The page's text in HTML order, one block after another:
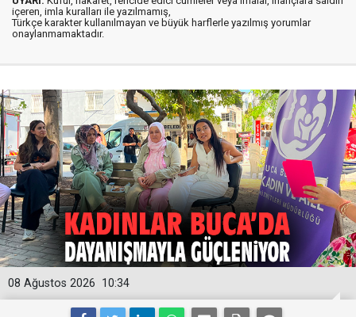
içeren, imla kuralları ile yazılmamış,
Türkçe karakter kullanılmayan ve büyük harflerle yazılmış yorumlar
onaylanmamaktadır.
10:34
08 Ağustos 2026